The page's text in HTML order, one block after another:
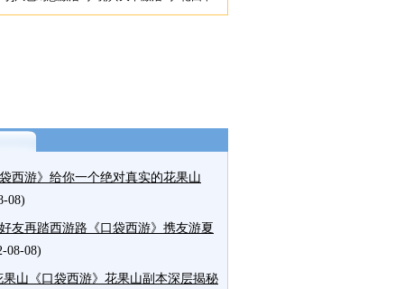
西游》给你一个绝对真实的花果山
08)
友再踏西游路《口袋西游》携友游夏
08-08)
果山《口袋西游》花果山副本深层揭秘